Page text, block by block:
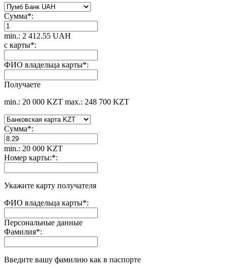
Сумма*:
min.: 2 412.55 UAH
с карты*:
ФИО владельца карты*:
Получаете
min.: 20 000 KZT max.: 248 700 KZT
Сумма*:
min.: 20 000 KZT
Номер карты:*:
Укажите карту получателя
ФИО владельца карты*:
Персональные данные
Фамилия*:
Введите вашу фамилию как в паспорте